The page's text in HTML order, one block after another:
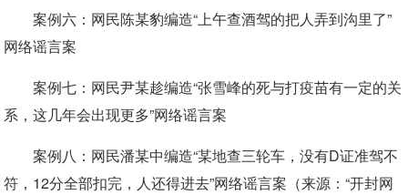
案例六： 网民陈某豹编造“上午查酒驾的把人弄到沟里了”
网络谣言案
案例七： 网民尹某趁编造“张雪峰的死与打疫苗有一定的关
系，这几年会出现更多”网络谣言案
案例八： 网民潘某中编造“某地查三轮车，没有D证准驾不
符，12分全部扣完，人还得进去”网络谣言案（来源：“开封网